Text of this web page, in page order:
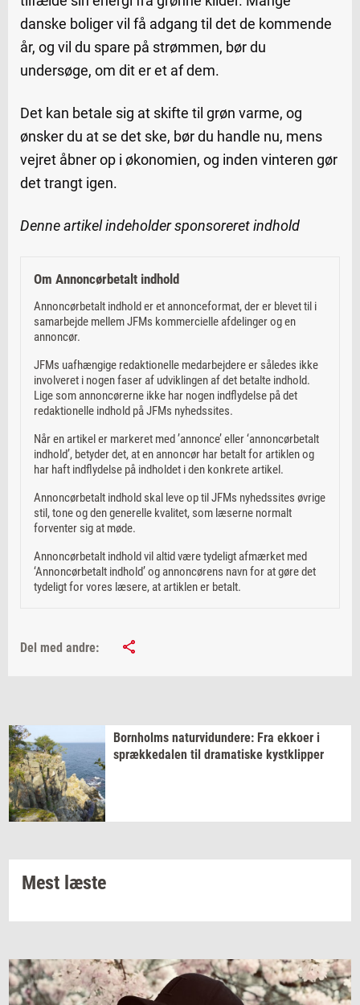
danske boliger vil få adgang til det de kommende
år, og vil du spare på strømmen, bør du
undersøge, om dit er et af dem.
Det kan betale sig at skifte til grøn varme, og
ønsker du at se det ske, bør du handle nu, mens
vejret åbner op i økonomien, og inden vinteren gør
det trangt igen.
Denne artikel indeholder sponsoreret indhold
Om Annoncørbetalt indhold
Annoncørbetalt indhold er et annonceformat, der er blevet til i
samarbejde mellem JFMs kommercielle afdelinger og en
annoncør.
JFMs uafhængige redaktionelle medarbejdere er således ikke
involveret i nogen faser af udviklingen af det betalte indhold.
Lige som annoncørerne ikke har nogen indflydelse på det
redaktionelle indhold på JFMs nyhedssites.
Når en artikel er markeret med ’annonce’ eller ‘annoncørbetalt
indhold’, betyder det, at en annoncør har betalt for artiklen og
har haft indflydelse på indholdet i den konkrete artikel.
Annoncørbetalt indhold skal leve op til JFMs nyhedssites øvrige
stil, tone og den generelle kvalitet, som læserne normalt
forventer sig at møde.
Annoncørbetalt indhold vil altid være tydeligt afmærket med
‘Annoncørbetalt indhold’ og annoncørens navn for at gøre det
tydeligt for vores læsere, at artiklen er betalt.
Del med andre:
Born­holms na­tur­vi­dun­de­re: Fra ek­ko­er i
spræk­ke­da­len til dra­ma­ti­ske kyst­klip­per
Mest læste